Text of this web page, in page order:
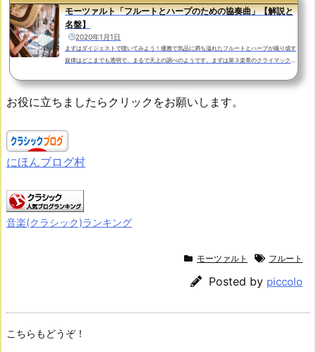
モーツァルト「フルートとハープのための協奏曲」【解説と
名盤】
2020年1月1日
まずはダイジェストで聴いてみよう！優雅で気品に満ち溢れたフルートとハープが織り成す
旋律はどこまでも透明で、まるで天上の調べのようです。まずは第３楽章のクライマックス
部分をダイジェストで聴いてみましょう！フルート：Verena Beatrix Schuleハープ：Hann
a Rabeケルン放送管弦楽団オーケストラ伴奏を伴わない独奏部分（カデンツァ）は元々モ
ーツァルト自身の書いた楽譜があったと言う説がありますが、真偽のほどは定かではありま
せん。ここではメンデルスゾーンやシューマンにも師事したドイツの作曲家、カール・ライ
お役に立ちましたらクリックをお願いします。
にほんブログ村
音楽(クラシック)ランキング
モーツァルト フルート
Posted by piccolo
こちらもどうぞ！